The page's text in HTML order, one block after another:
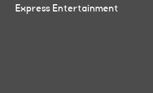
Express Entertainment